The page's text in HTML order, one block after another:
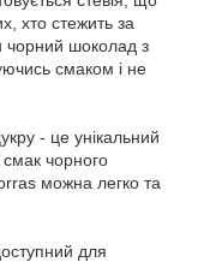
хто стежить за
чорний шоколад з
смаком і не
- це унікальний
смак чорного
можна легко та
для